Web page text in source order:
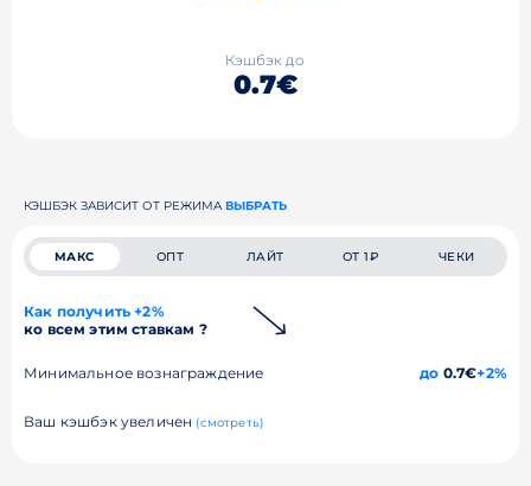
Кэшбэк до
0.7€
КЭШБЭК ЗАВИСИТ ОТ РЕЖИМА ВЫБРАТЬ
МАКС ОПТ ЛАЙТ ОТ 1₽ ЧЕКИ
Как получить +2%
ко всем этим ставкам ?
Минимальное вознаграждение до 0.7€+2%
Ваш кэшбэк увеличен (смотреть)